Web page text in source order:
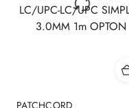
PATCHCORD